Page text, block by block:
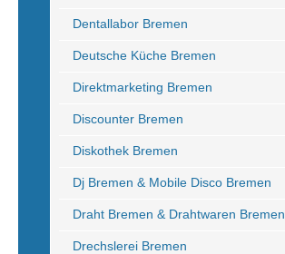
Dentallabor Bremen
Deutsche Küche Bremen
Direktmarketing Bremen
Discounter Bremen
Diskothek Bremen
Dj Bremen & Mobile Disco Bremen
Draht Bremen & Drahtwaren Bremen
Drechslerei Bremen